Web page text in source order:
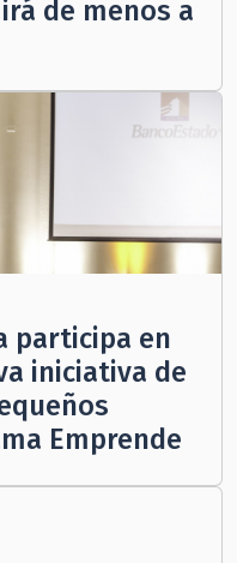
de menos a
participa en
iniciativa de
Emprende